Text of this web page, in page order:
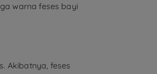
warna feses bayi
Akibatnya, feses